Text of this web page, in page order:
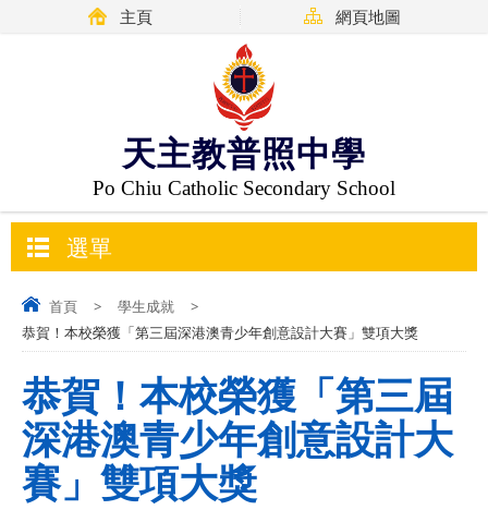
天主教普照中學
Po Chiu Catholic Secondary School
主頁 網頁地圖
選單
首頁 > 學生成就
>
恭賀！本校榮獲「第三屆深港澳青少年創意設計大賽」雙項大獎
恭賀！本校榮獲「第三屆
深港澳青少年創意設計大
賽」雙項大獎